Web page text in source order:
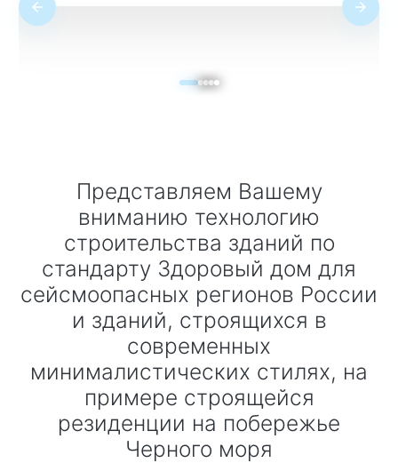
Представляем Вашему
вниманию технологию
строительства зданий по
стандарту Здоровый дом для
сейсмоопасных регионов России
и зданий, строящихся в
современных
минималистических стилях, на
примере строящейся
резиденции на побережье
Черного моря